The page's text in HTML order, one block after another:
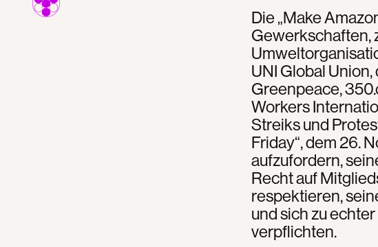
Die „Make
Gewerkschaften,
UNI Global
Greenpeace,
Workers
Streiks und
Friday“, dem 26.
aufzufordern,
Recht auf
respektieren,
und sich zu
verpflichten.